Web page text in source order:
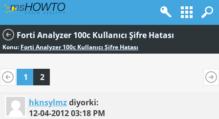
Forti Analyzer 100c Kullanıcı Şifre Hatası
Konu: Forti Analyzer 100c Kullanıcı Şifre Hatası
1 2
hknsylmzdiyorki:
12-04-201203:18 PM